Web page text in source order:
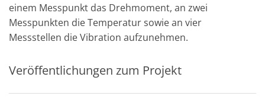
einem Messpunkt das Drehmoment, an zwei
Messpunkten die Temperatur sowie an vier
Messstellen die Vibration aufzunehmen.
Veröffentlichungen zum Projekt